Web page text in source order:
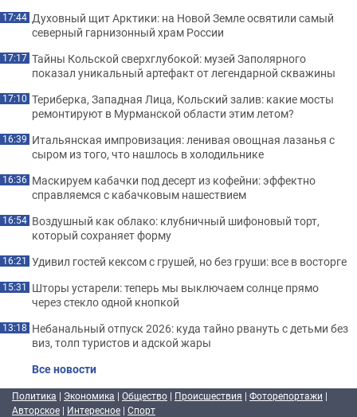
17:44 Духовный щит Арктики: на Новой Земле освятили самый
северный гарнизонный храм России
17:17 Тайны Кольской сверхглубокой: музей Заполярного
показал уникальный артефакт от легендарной скважины
17:10 Териберка, Западная Лица, Кольский залив: какие мосты
ремонтируют в Мурманской области этим летом?
16:39 Итальянская импровизация: ленивая овощная лазанья с
сыром из того, что нашлось в холодильнике
16:36 Маскируем кабачки под десерт из кофейни: эффектно
справляемся с кабачковым нашествием
16:54 Воздушный как облако: клубничный шифоновый торт,
который сохраняет форму
16:21 Удивил гостей кексом с грушей, но без груши: все в восторге
15:31 Шторы устарели: теперь мы выключаем солнце прямо
через стекло одной кнопкой
13:18 Небанальный отпуск 2026: куда тайно рвануть с детьми без
виз, толп туристов и адской жары
Все новости
Политика | Экономика | Общество | Происшествия | Фоторепортажи |
Авторское | Интересное | Спорт